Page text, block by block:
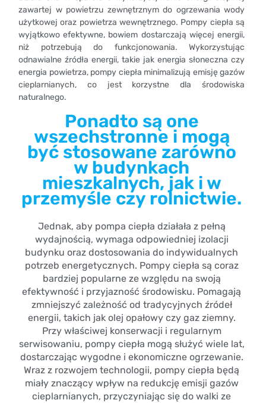
zawartej w powietrzu zewnętrznym do ogrzewania wody
użytkowej oraz powietrza wewnętrznego. Pompy ciepła są
wyjątkowo efektywne, bowiem dostarczają więcej energii,
niż potrzebują do funkcjonowania. Wykorzystując
odnawialne źródła energii, takie jak energia słoneczna czy
energia powietrza, pompy ciepła minimalizują emisję gazów
cieplarnianych, co jest korzystne dla środowiska
naturalnego.
Ponadto są one
wszechstronne i mogą
być stosowane zarówno
w budynkach
mieszkalnych, jak i w
przemyśle czy rolnictwie.
Jednak, aby pompa ciepła działała z pełną
wydajnością, wymaga odpowiedniej izolacji
budynku oraz dostosowania do indywidualnych
potrzeb energetycznych. Pompy ciepła są coraz
bardziej popularne ze względu na swoją
efektywność i przyjazność środowisku. Pomagają
zmniejszyć zależność od tradycyjnych źródeł
energii, takich jak olej opałowy czy gaz ziemny.
Przy właściwej konserwacji i regularnym
serwisowaniu, pompy ciepła mogą służyć wiele lat,
dostarczając wygodne i ekonomiczne ogrzewanie.
Wraz z rozwojem technologii, pompy ciepła będą
miały znaczący wpływ na redukcję emisji gazów
cieplarnianych, przyczyniając się do walki ze